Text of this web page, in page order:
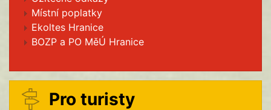
Místní poplatky
Ekoltes Hranice
BOZP a PO MěÚ Hranice
Pro turisty